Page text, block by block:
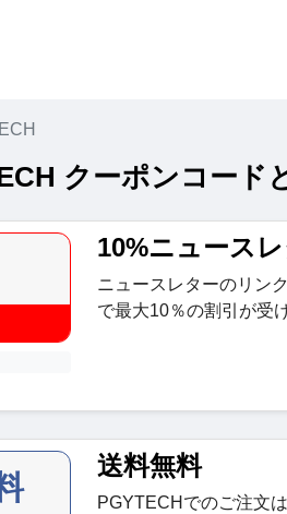
クーポンコード
10%ニュースレ
ニュースレターのリン
で最大10％の割引が受
送料無料
PGYTECHでのご注文